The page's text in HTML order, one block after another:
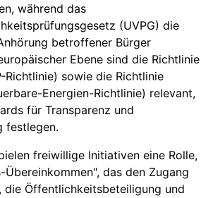
während das
(UVPG) die
betroffener Bürger
Ebene sind die Richtlinie
Richtlinie) sowie die Richtlinie
Energien-Richtlinie) relevant,
für Transparenz und
festlegen.
freiwillige Initiativen eine Rolle,
Übereinkommen", das den Zugang
die Öffentlichkeitsbeteiligung und